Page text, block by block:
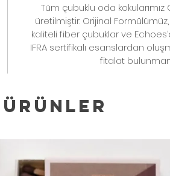
Tüm çubuklu oda
üretilmiştir. Orijinal
kaliteli fiber çubuklar ve
IFRA sertifikalı esanslardan
fitalat
Ürünler